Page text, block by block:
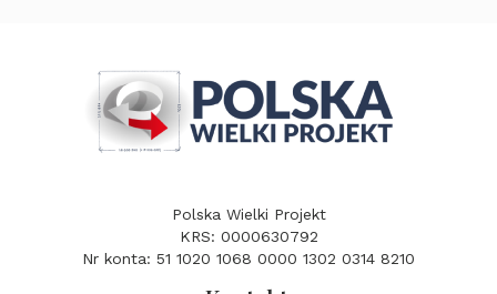
Polska Wielki Projekt
KRS: 0000630792
Nr konta: 51 1020 1068 0000 1302 0314 8210